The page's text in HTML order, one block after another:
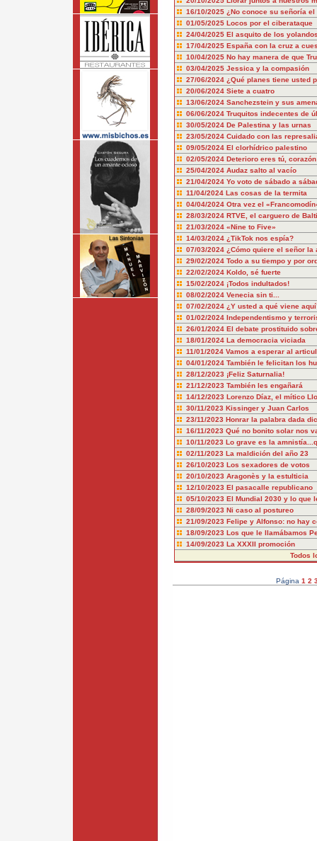
16/10/2025 ¿No conoce su señoría
01/05/2025 Locos por el ciberataque
24/04/2025 El asquito de los
17/04/2025 España con la cruz a
10/04/2025 No hay manera de que
03/04/2025 Jessica y la compasión
27/06/2024 ¿Qué planes tiene usted
20/06/2024 Siete a cuatro
13/06/2024 Sanchezstein y sus
06/06/2024 Truquitos indecentes de
30/05/2024 De Palestina y las urnas
23/05/2024 Cuidado con las
09/05/2024 El clorhídrico palestino
02/05/2024 Deterioro eres tú, corazón
25/04/2024 Audaz salto al vacío
21/04/2024 Yo voto de sábado a
11/04/2024 Las cosas de la termita
04/04/2024 Otra vez el
28/03/2024 RTVE, el carguero de
21/03/2024 «Nine to Five»
14/03/2024 ¿TikTok nos espía?
07/03/2024 ¿Cómo quiere el señor la
29/02/2024 Todo a su tiempo y por
22/02/2024 Koldo, sé fuerte
15/02/2024 ¡Todos indultados!
08/02/2024 Venecia sin ti...
07/02/2024 ¿Y usted a qué viene
01/02/2024 Independentismo y
26/01/2024 El debate prostituido
18/01/2024 La democracia viciada
11/01/2024 Vamos a esperar al
04/01/2024 También le felicitan los
28/12/2023 ¡Feliz Saturnalia!
21/12/2023 También les engañará
14/12/2023 Lorenzo Díaz, el mítico
30/11/2023 Kissinger y Juan Carlos
23/11/2023 Honrar la palabra dada
16/11/2023 Qué no bonito solar nos
10/11/2023 Lo grave es la
02/11/2023 La maldición del año 23
26/10/2023 Los sexadores de votos
20/10/2023 Aragonès y la estulticia
12/10/2023 El pasacalle republicano
05/10/2023 El Mundial 2030 y lo que
28/09/2023 Ni caso al postureo
21/09/2023 Felipe y Alfonso: no hay
18/09/2023 Los que le llamábamos
14/09/2023 La XXXII promoción
Todos
Página 1 2